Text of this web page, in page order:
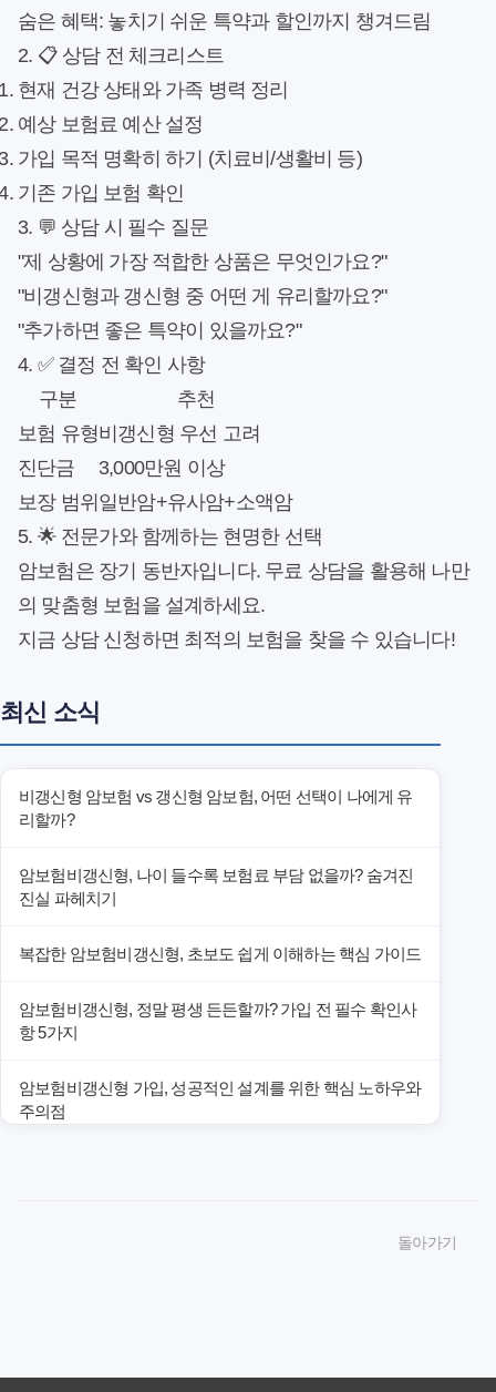
숨은 혜택: 놓치기 쉬운 특약과 할인까지 챙겨드림
2. 📋 상담 전 체크리스트
현재 건강 상태와 가족 병력 정리
예상 보험료 예산 설정
가입 목적 명확히 하기 (치료비/생활비 등)
기존 가입 보험 확인
3. 💬 상담 시 필수 질문
"제 상황에 가장 적합한 상품은 무엇인가요?"
"비갱신형과 갱신형 중 어떤 게 유리할까요?"
"추가하면 좋은 특약이 있을까요?"
4. ✅ 결정 전 확인 사항
구분
추천
보험 유형비갱신형 우선 고려
진단금
3,000만원 이상
보장 범위 일반암+유사암+소액암
5. 🌟 전문가와 함께하는 현명한 선택
암보험은 장기 동반자입니다. 무료 상담을 활용해 나만
의 맞춤형 보험을 설계하세요.
지금 상담 신청하면 최적의 보험을 찾을 수 있습니다!
최신 소식
비갱신형 암보험 vs 갱신형 암보험, 어떤 선택이 나에게 유
리할까?
암보험비갱신형, 나이 들수록 보험료 부담 없을까? 숨겨진
진실 파헤치기
복잡한 암보험비갱신형, 초보도 쉽게 이해하는 핵심 가이드
암보험비갱신형, 정말 평생 든든할까? 가입 전 필수 확인사
항 5가지
암보험비갱신형 가입, 성공적인 설계를 위한 핵심 노하우와
주의점
갱신형 암보험과 비갱신형, 어떤 차이가 있을까? 내게 맞는
돌아가기